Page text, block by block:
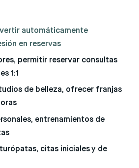
automáticamente
en reservas
, permitir reservar consultas
1:1
de belleza, ofrecer franjas
, entrenamientos de
, citas iniciales y de